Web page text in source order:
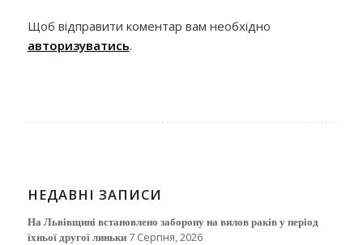
Щоб відправити коментар вам необхідно
авторизуватись.
НЕДАВНІ ЗАПИСИ
На Львівщині встановлено заборону на вилов раків у період
їхньої другої линьки 7 Серпня, 2026